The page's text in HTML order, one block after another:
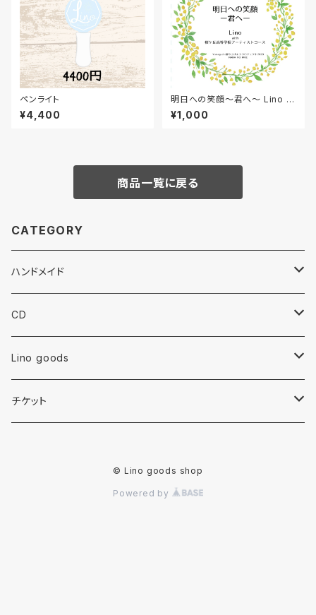
ペンライト
¥4,400
明日への笑顔～君へ～ Lino w
ith 桜ケ丘高校アーティストコー
ス
¥1,000
商品一覧に戻る
CATEGORY
ハンドメイド
ピアス
イヤリング
樹脂ピアス
CD
album
single
Lino goods
Tシャツ
チケット
© Lino goods shop
Powered by